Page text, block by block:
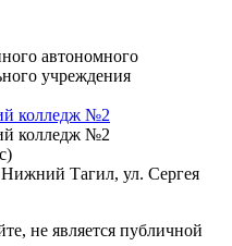
автономного
учреждения
колледж №2
колледж №2
Нижний Тагил, ул. Сергея
не является публичной